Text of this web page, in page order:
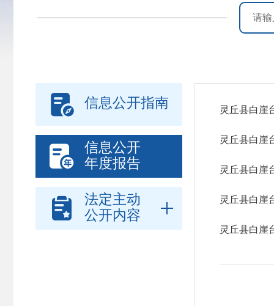
 信息公开指南

信息公开
年度报告

法定主动
公开内容
灵丘县白崖
灵丘县白崖
灵丘县白崖
灵丘县白崖
灵丘县白崖